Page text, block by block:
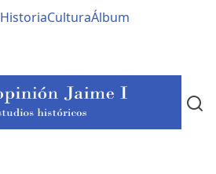
HistoriaCulturaÁlbum